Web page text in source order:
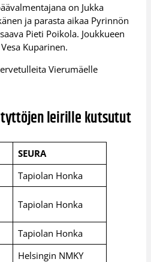
on Jukka
ja parasta aikaa Pyrinnön
Pieti Poikola. Joukkueen
Kuparinen.
Vierumäelle
leirille kutsutut
SEURA
Tapiolan Honka
Tapiolan Honka
Tapiolan Honka
Helsingin NMKY